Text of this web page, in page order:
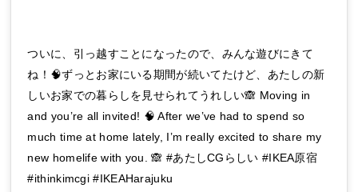
ついに、引っ越すことになったので、みんな遊びにきて
ね！🧠ずっとお家にいる期間が続いてたけど、あたしの新
しいお家での暮らしを見せられてうれしい🙈 Moving in
and you’re all invited! 🧠 After we’ve had to spend so
much time at home lately, I’m really excited to share my
new homelife with you. 🙈 #あたしCGらしい #IKEA原宿
#ithinkimcgi #IKEAHarajuku